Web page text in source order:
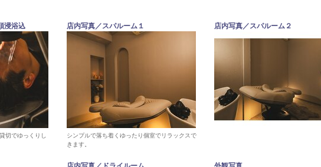
浸浴込
切でゆっくりし
店内写真／スパルーム１
シンプルで落ち着くゆったり個室でリラックスで
きます。
店内写真／スパルーム２